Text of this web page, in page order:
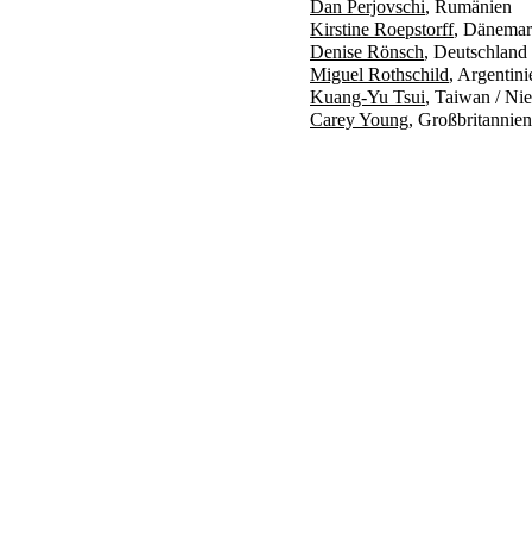
Dan Perjovschi, Rumänien
Kirstine Roepstorff,
Denise Rönsch, Deutschland
Miguel Rothschild,
Kuang-Yu Tsui, Taiwan /
Carey Young, Großbritannien